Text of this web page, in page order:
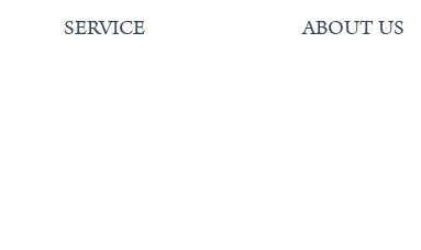
SERVICE ABOUT US